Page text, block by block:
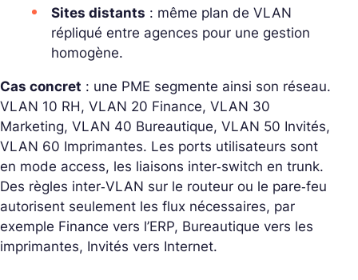
Sites distants : même plan de VLAN
répliqué entre agences pour une gestion
homogène.
Cas concret : une PME segmente ainsi son réseau.
VLAN 10 RH, VLAN 20 Finance, VLAN 30
Marketing, VLAN 40 Bureautique, VLAN 50 Invités,
VLAN 60 Imprimantes. Les ports utilisateurs sont
en mode access, les liaisons inter‑switch en trunk.
Des règles inter‑VLAN sur le routeur ou le pare‑feu
autorisent seulement les flux nécessaires, par
exemple Finance vers l’ERP, Bureautique vers les
imprimantes, Invités vers Internet.